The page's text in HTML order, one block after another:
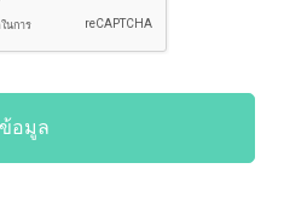
อมูล